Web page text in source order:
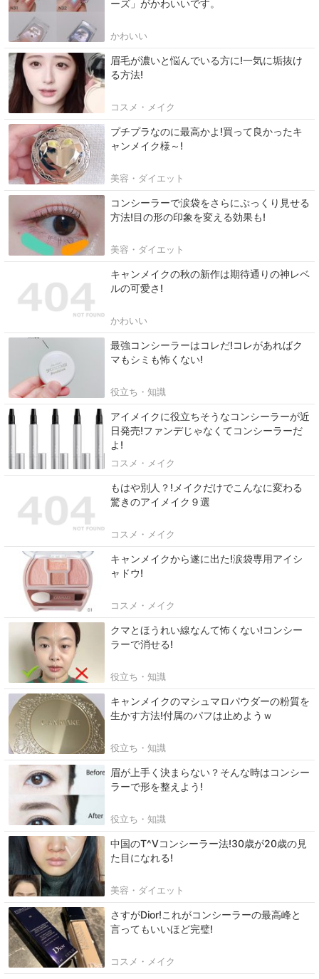
ーズ」がかわいいです。
かわいい
眉毛が濃いと悩んでいる方に!一気に垢抜け
る方法!
コスメ・メイク
プチプラなのに最高かよ!買って良かったキ
ャンメイク様～!
美容・ダイエット
コンシーラーで涙袋をさらにぷっくり見せる
方法!目の形の印象を変える効果も!
美容・ダイエット
キャンメイクの秋の新作は期待通りの神レベ
ルの可愛さ!
かわいい
最強コンシーラーはコレだ!コレがあればク
マもシミも怖くない!
役立ち・知識
アイメイクに役立ちそうなコンシーラーが近
日発売!ファンデじゃなくてコンシーラーだ
よ!
コスメ・メイク
もはや別人？!メイクだけでこんなに変わる
驚きのアイメイク９選
コスメ・メイク
キャンメイクから遂に出た!涙袋専用アイシ
ャドウ!
コスメ・メイク
クマとほうれい線なんて怖くない!コンシー
ラーで消せる!
役立ち・知識
キャンメイクのマシュマロパウダーの粉質を
生かす方法!付属のパフは止めようｗ
役立ち・知識
眉が上手く決まらない？そんな時はコンシー
ラーで形を整えよう!
役立ち・知識
中国のT^Vコンシーラー法!30歳が20歳の見
た目になれる!
美容・ダイエット
さすがDior!これがコンシーラーの最高峰と
言ってもいいほど完璧!
コスメ・メイク